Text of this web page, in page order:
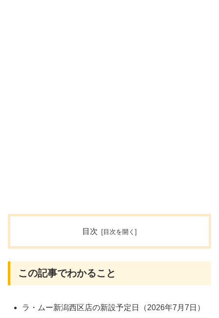
目次
この記事でわかること
ラ・ムー新潟西区店の新設予定日（2026年7月7日）